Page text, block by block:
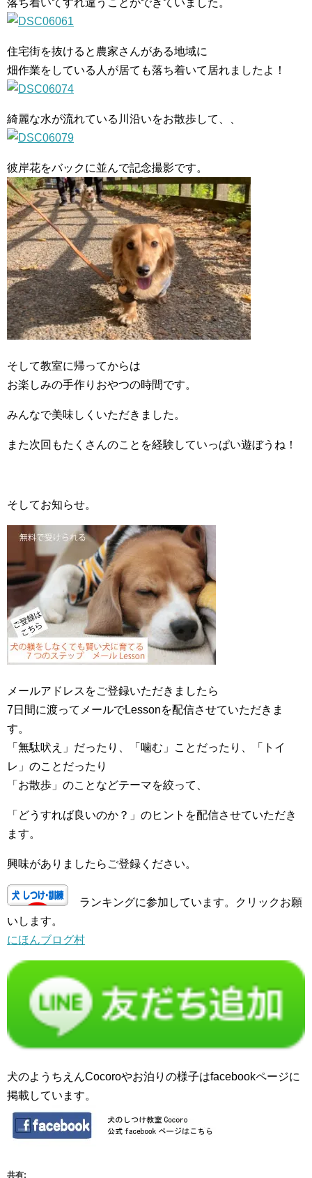
落ち着いてすれ違うことができていました。
住宅街を抜けると農家さんがある地域に
畑作業をしている人が居ても落ち着いて居れましたよ！
綺麗な水が流れている川沿いをお散歩して、、
彼岸花をバックに並んで記念撮影です。
そして教室に帰ってからは
お楽しみの手作りおやつの時間です。
みんなで美味しくいただきました。
また次回もたくさんのことを経験していっぱい遊ぼうね！
そしてお知らせ。
メールアドレスをご登録いただきましたら
7日間に渡ってメールでLessonを配信させていただきま
す。
「無駄吠え」だったり、「噛む」ことだったり、「トイ
レ」のことだったり
「お散歩」のことなどテーマを絞って、
「どうすれば良いのか？」のヒントを配信させていただき
ます。
興味がありましたらご登録ください。
ランキングに参加しています。クリックお願
いします。
にほんブログ村
犬のようちえんCocoroやお泊りの様子はfacebookページに
掲載しています。
共有: